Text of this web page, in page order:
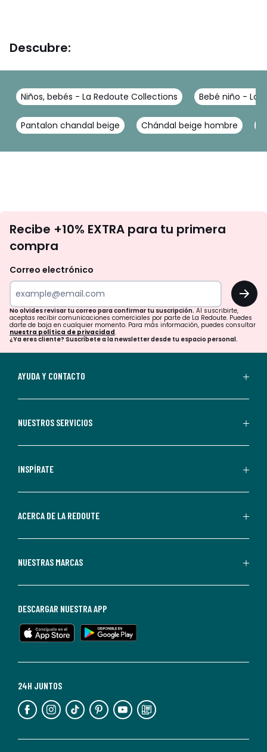
Descubre:
Niños, bebés - La Redoute Collections Bebé niño - La
Pantalon chandal beige Chándal beige hombre
te
tu
para
confirmar
tu
suscripción.
aceptas
comerciales
personalizadas
parte
Redoute.
de
en
cualquier
Para
información,
puedes
nuestra
Recibe +10% EXTRA para tu primera
compra
Correo electrónico
OK
No olvides revisar tu correo para confirmar tu suscripción.Al suscribirte,
aceptas recibir comunicaciones comerciales por parte de La Redoute. Puedes
darte de baja en cualquier momento. Para más información, puedes consultar
nuestra política de privacidad.
¿Ya eres cliente? Suscríbete a la newsletter desde tu espacio personal.
AYUDA Y CONTACTO
NUESTROS SERVICIOS
INSPÍRATE
ACERCA DE LA REDOUTE
NUESTRAS MARCAS
24H JUNTOS
DESCARGAR NUESTRA APP